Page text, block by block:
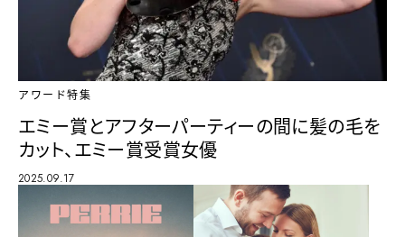
アワード特集
エミー賞とアフターパーティーの間に髪の毛を
カット、エミー賞受賞女優
2025.09.17